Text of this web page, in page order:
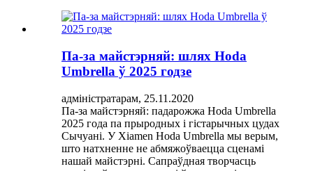
Па-за майстэрняй: шлях Hoda
Umbrella ў 2025 годзе
адміністратарам, 25.11.2020
Па-за майстэрняй: падарожжа Hoda Umbrella
2025 года па прыродных і гістарычных цудах
Сычуані. У Xiamen Hoda Umbrella мы верым,
што натхненне не абмяжоўваецца сценамі
нашай майстэрні. Сапраўдная творчасць